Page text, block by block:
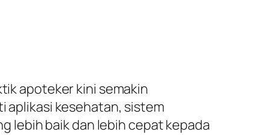
apoteker kini semakin
aplikasi kesehatan, sistem
lebih baik dan lebih cepat kepada